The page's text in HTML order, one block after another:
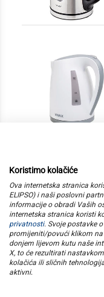
kategorije
elipso
informacije
pratite nas
Koristimo kolačiće
Ova internetska stranica
ELIPSO) i naši poslovni
informacije o obradi Vaših
internetska stranica koristi
privatnosti. Svoje postavke
promijeniti/povući klikom
donjem lijevom kutu naše
X, to će rezultirati
kolačića ili sličnih
aktivni.